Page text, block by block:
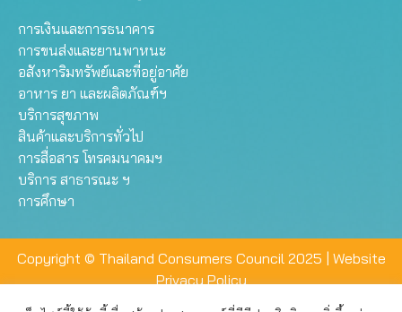
การเงินและการธนาคาร
การขนส่งและยานพาหนะ
อสังหาริมทรัพย์และที่อยู่อาศัย
อาหาร ยา และผลิตภัณฑ์ฯ
บริการสุขภาพ
สินค้าและบริการทั่วไป
การสื่อสาร โทรคมนาคมฯ
บริการ สาธารณะ ฯ
การศึกษา
Copyright © Thailand Consumers Council 2025 | Website
Privacy Policy